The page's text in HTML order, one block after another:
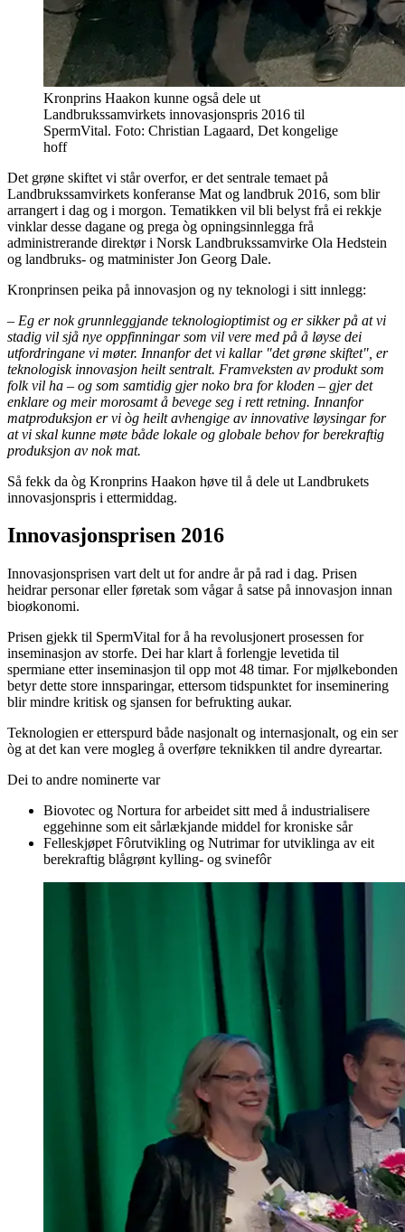
Kronprins Haakon kunne også dele ut
Landbrukssamvirkets innovasjonspris 2016 til
SpermVital. Foto: Christian Lagaard, Det kongelige
hoff
Det grøne skiftet vi står overfor, er det sentrale temaet på
Landbrukssamvirkets konferanse Mat og landbruk 2016, som blir
arrangert i dag og i morgon. Tematikken vil bli belyst frå ei rekkje
vinklar desse dagane og prega òg opningsinnlegga frå
administrerande direktør i Norsk Landbrukssamvirke Ola Hedstein
og landbruks- og matminister Jon Georg Dale.
Kronprinsen peika på innovasjon og ny teknologi i sitt innlegg:
– Eg er nok grunnleggjande teknologioptimist og er sikker på at vi
stadig vil sjå nye oppfinningar som vil vere med på å løyse dei
utfordringane vi møter. Innanfor det vi kallar "det grøne skiftet", er
teknologisk innovasjon heilt sentralt. Framveksten av produkt som
folk vil ha – og som samtidig gjer noko bra for kloden – gjer det
enklare og meir morosamt å bevege seg i rett retning. Innanfor
matproduksjon er vi òg heilt avhengige av innovative løysingar for
at vi skal kunne møte både lokale og globale behov for berekraftig
produksjon av nok mat.
Så fekk da òg Kronprins Haakon høve til å dele ut Landbrukets
innovasjonspris i ettermiddag.
Innovasjonsprisen 2016
Innovasjonsprisen vart delt ut for andre år på rad i dag. Prisen
heidrar personar eller føretak som vågar å satse på innovasjon innan
bioøkonomi.
Prisen gjekk til SpermVital for å ha revolusjonert prosessen for
inseminasjon av storfe. Dei har klart å forlengje levetida til
spermiane etter inseminasjon til opp mot 48 timar. For mjølkebonden
betyr dette store innsparingar, ettersom tidspunktet for inseminering
blir mindre kritisk og sjansen for befrukting aukar.
Teknologien er etterspurd både nasjonalt og internasjonalt, og ein ser
òg at det kan vere mogleg å overføre teknikken til andre dyreartar.
Dei to andre nominerte var
Biovotec og Nortura for arbeidet sitt med å industrialisere
eggehinne som eit sårlækjande middel for kroniske sår
Felleskjøpet Fôrutvikling og Nutrimar for utviklinga av eit
berekraftig blågrønt kylling- og svinefôr